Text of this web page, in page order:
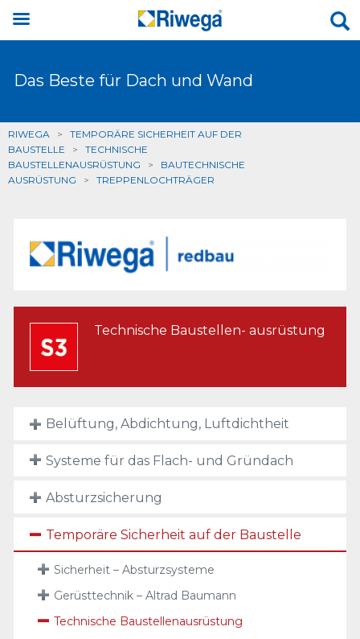
Das Beste für Dach und Wand
RIWEGA > TEMPORÄRE SICHERHEIT AUF DER
BAUSTELLE > TECHNISCHE
BAUSTELLENAUSRÜSTUNG > BAUTECHNISCHE
AUSRÜSTUNG > TREPPENLOCHTRÄGER
Technische Baustellen- ausrüstung
Belüftung, Abdichtung, Luftdichtheit
Systeme für das Flach- und Gründach
Absturzsicherung
Temporäre Sicherheit auf der Baustelle
Sicherheit – Absturzsysteme
Gerüsttechnik – Altrad Baumann
Technische Baustellenausrüstung